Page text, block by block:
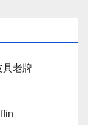
具老牌